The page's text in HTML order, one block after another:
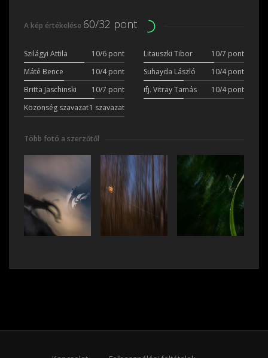
A kép értékelése 60/32 pont
Szilágyi Attila 10/6 pont Litauszki Tibor
10/7 pont
Máté Bence
10/4 pont Suhayda László
10/4 pont
Britta Jaschinski
10/7 pont ifj. Vitray Tamás
10/4 pont
Közönség szavazat1 szavazat
Több fotó a szerzőtől